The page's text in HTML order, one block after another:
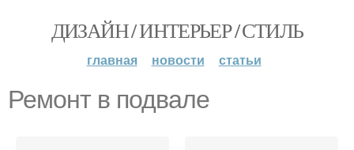
ДИЗАЙН / ИНТЕРЬЕР / СТИЛЬ
главная новости статьи
Ремонт в подвале